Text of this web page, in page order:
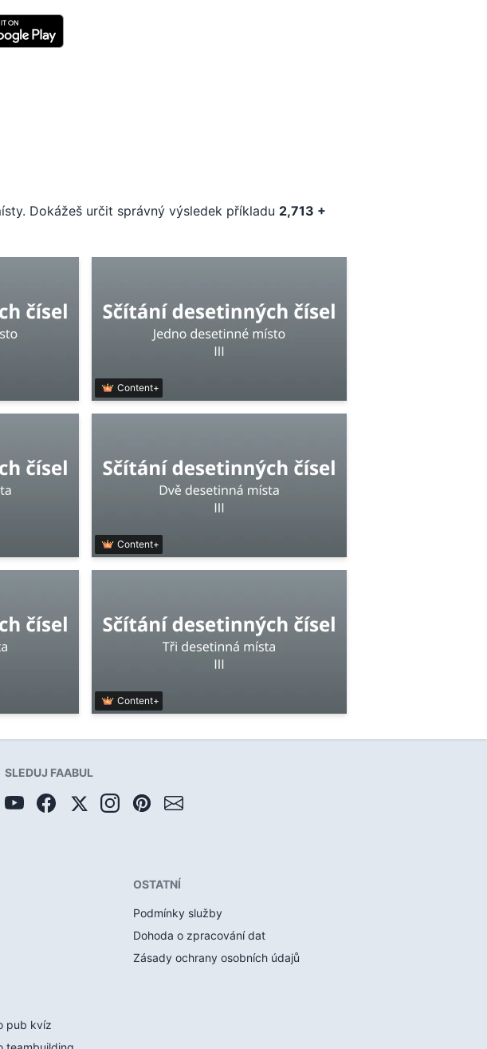
Dokážeš určit správný výsledek příkladu 2,713 +
Content+
Content+
Content+
SLEDUJ FAABUL
pub kvíz
OSTATNÍ
Podmínky služby
Dohoda o zpracování dat
Zásady ochrany osobních údajů